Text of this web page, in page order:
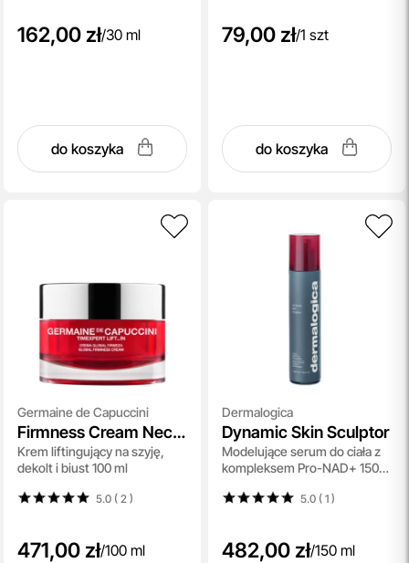
162,00 zł/30 ml
do koszyka
79,00 zł/1 szt
do koszyka
Germaine de Capuccini
Firmness Cream Neck
and Decolletage Bust
Krem liftingujący na szyję,
dekolt i biust 100 ml
5.0 ( 2 )
471,00 zł/100 ml
Dermalogica
Dynamic Skin Sculptor
Modelujące serum do ciała z
kompleksem Pro-NAD+ 150
5.0 ( 1)
482,00 zł/150 ml